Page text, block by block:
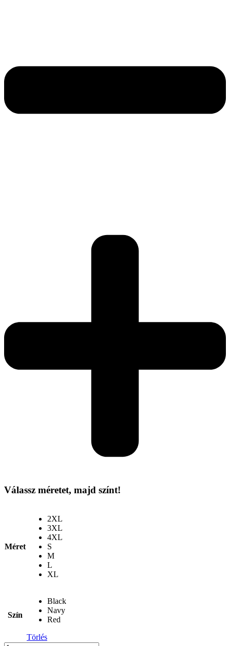
Válassz méretet, majd színt!
Méret
2XL
3XL
4XL
S
M
L
XL
Szín
Black
Navy
Red
Törlés